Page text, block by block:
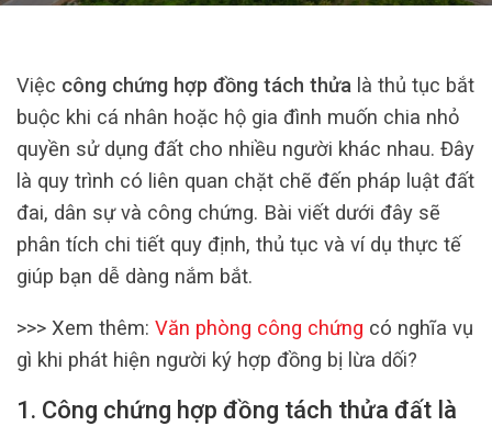
Việc công chứng hợp đồng tách thửa là thủ tục bắt
buộc khi cá nhân hoặc hộ gia đình muốn chia nhỏ
quyền sử dụng đất cho nhiều người khác nhau. Đây
là quy trình có liên quan chặt chẽ đến pháp luật đất
đai, dân sự và công chứng. Bài viết dưới đây sẽ
phân tích chi tiết quy định, thủ tục và ví dụ thực tế
giúp bạn dễ dàng nắm bắt.
>>> Xem thêm: Văn phòng công chứng có nghĩa vụ
gì khi phát hiện người ký hợp đồng bị lừa dối?
1. Công chứng hợp đồng tách thửa đất là